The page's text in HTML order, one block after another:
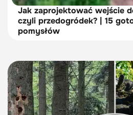
Jak zaprojektować wejście
czyli przedogródek? | 15
pomysłów